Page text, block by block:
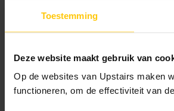
Toestemming
Deze website maakt gebruik van
Op de websites van Upstairs maken
functioneren, om de effectiviteit van